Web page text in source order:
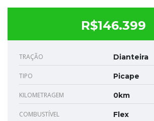
R$146.399
TRAÇÃO Dianteira
TIPO Picape
KILOMETRAGEM 0km
COMBUSTÍVEL Flex